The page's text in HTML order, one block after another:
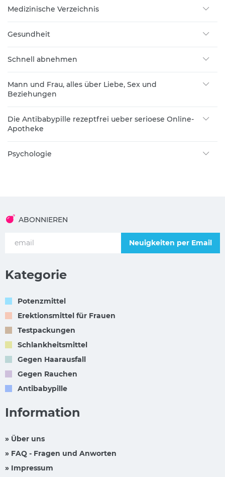
Medizinische Verzeichnis
Gesundheit
Schnell abnehmen
Mann und Frau, alles über Liebe, Sex und
Beziehungen
Die Antibabypille rezeptfrei ueber serioese Online-
Apotheke
Psychologie
ABONNIEREN
Neuigkeiten per Email
Kategorie
Potenzmittel
Erektionsmittel für Frauen
Testpackungen
Schlankheitsmittel
Gegen Haarausfall
Gegen Rauchen
Antibabypille
Information
» Über uns
» FAQ - Fragen und Anworten
» Impressum